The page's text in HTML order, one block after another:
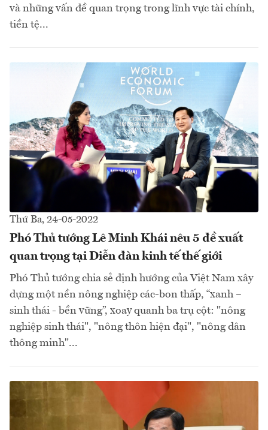
và những vấn đề quan trọng trong lĩnh vực tài chính,
tiền tệ...
Thứ Ba, 24-05-2022
Phó Thủ tướng Lê Minh Khái nêu 5 đề xuất
quan trọng tại Diễn đàn kinh tế thế giới
Phó Thủ tướng chia sẻ định hướng của Việt Nam xây
dựng một nền nông nghiệp các-bon thấp, “xanh –
sinh thái - bền vững”, xoay quanh ba trụ cột: "nông
nghiệp sinh thái", "nông thôn hiện đại", "nông dân
thông minh"...